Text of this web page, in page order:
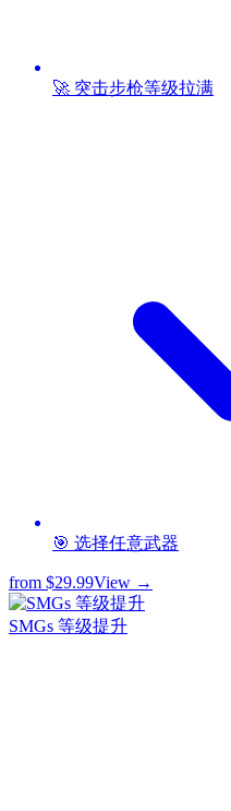
🚀 突击步枪等级拉满
🎯 选择任意武器
from $29.99View →
SMGs 等级提升